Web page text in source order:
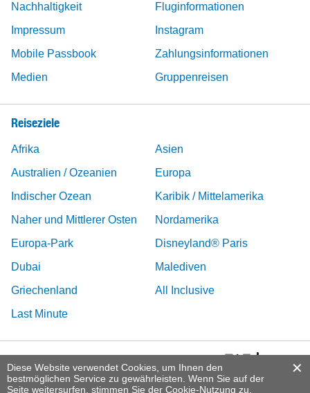
Diese Website verwendet Cookies, um Ihnen den
bestmöglichen Service zu gewährleisten. Wenn Sie auf der
Seite weitersurfen, stimmen Sie der Cookie-Nutzung zu.
Nachhaltigkeit
Fluginformationen
Impressum
Instagram
Mobile Passbook
Zahlungsinformationen
Medien
Gruppenreisen
Reiseziele
Afrika
Asien
Australien / Ozeanien
Europa
Indischer Ozean
Karibik / Mittelamerika
Naher und Mittlerer Osten
Nordamerika
Europa-Park
Disneyland® Paris
Dubai
Malediven
Griechenland
All Inclusive
Last Minute